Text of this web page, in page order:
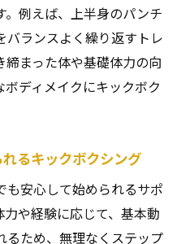
れるキックボクシング
叶う美ボディと健康
宮町のキックボクシン
て始めるキックボクシ
女性の悩みも解消でき
例えば、上半身のパンチ
ランスよく繰り返すトレ
まった体や基礎体力の向
ディメイクにキックボク
るキックボクシング
も安心して始められるサポ
や経験に応じて、基本動
るため、無理なくステップ